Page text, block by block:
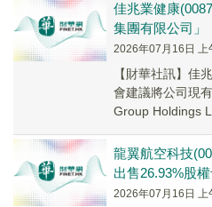
佳兆業健康
集團有限公司」
2026年07月16日 上
【財華社訊】佳
會建議將公司現
Group Holdings
龍翼航空科技
出售26.93%股
2026年07月16日 上